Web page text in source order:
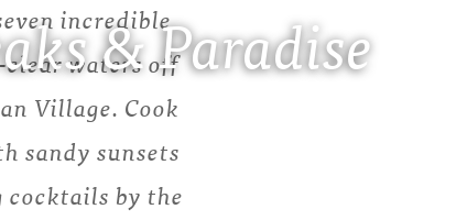
& Paradise
incredible
waters off
Village. Cook
sandy sunsets
by the